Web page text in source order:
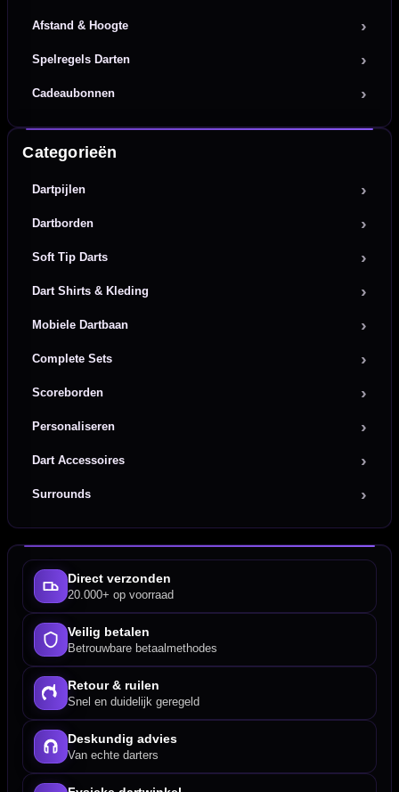
Afstand & Hoogte
Spelregels Darten
Cadeaubonnen
Categorieën
Dartpijlen
Dartborden
Soft Tip Darts
Dart Shirts & Kleding
Mobiele Dartbaan
Complete Sets
Scoreborden
Personaliseren
Dart Accessoires
Surrounds
Direct verzonden
20.000+ op voorraad
Veilig betalen
Betrouwbare betaalmethodes
Retour & ruilen
Snel en duidelijk geregeld
Deskundig advies
Van echte darters